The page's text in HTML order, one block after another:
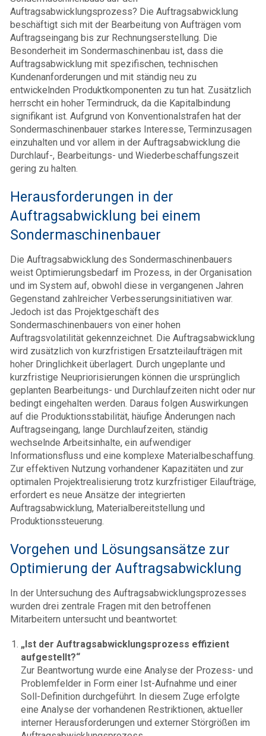
Auftragsabwicklungsprozess? Die Auftragsabwicklung
beschäftigt sich mit der Bearbeitung von Aufträgen vom
Auftragseingang bis zur Rechnungserstellung. Die
Besonderheit im Sondermaschinenbau ist, dass die
Auftragsabwicklung mit spezifischen, technischen
Kundenanforderungen und mit ständig neu zu
entwickelnden Produktkomponenten zu tun hat. Zusätzlich
herrscht ein hoher Termindruck, da die Kapitalbindung
signifikant ist. Aufgrund von Konventionalstrafen hat der
Sondermaschinenbauer starkes Interesse, Terminzusagen
einzuhalten und vor allem in der Auftragsabwicklung die
Durchlauf-, Bearbeitungs- und Wiederbeschaffungszeit
gering zu halten.
Herausforderungen in der
Auftragsabwicklung bei einem
Sondermaschinenbauer
Die Auftragsabwicklung des Sondermaschinenbauers
weist Optimierungsbedarf im Prozess, in der Organisation
und im System auf, obwohl diese in vergangenen Jahren
Gegenstand zahlreicher Verbesserungsinitiativen war.
Jedoch ist das Projektgeschäft des
Sondermaschinenbauers von einer hohen
Auftragsvolatilität gekennzeichnet. Die Auftragsabwicklung
wird zusätzlich von kurzfristigen Ersatzteilaufträgen mit
hoher Dringlichkeit überlagert. Durch ungeplante und
kurzfristige Neupriorisierungen können die ursprünglich
geplanten Bearbeitungs- und Durchlaufzeiten nicht oder nur
bedingt eingehalten werden. Daraus folgen Auswirkungen
auf die Produktionsstabilität, häufige Änderungen nach
Auftragseingang, lange Durchlaufzeiten, ständig
wechselnde Arbeitsinhalte, ein aufwendiger
Informationsfluss und eine komplexe Materialbeschaffung.
Zur effektiven Nutzung vorhandener Kapazitäten und zur
optimalen Projektrealisierung trotz kurzfristiger Eilaufträge,
erfordert es neue Ansätze der integrierten
Auftragsabwicklung, Materialbereitstellung und
Produktionssteuerung.
Vorgehen und Lösungsansätze zur
Optimierung der Auftragsabwicklung
In der Untersuchung des Auftragsabwicklungsprozesses
wurden drei zentrale Fragen mit den betroffenen
Mitarbeitern untersucht und beantwortet:
„Ist der Auftragsabwicklungsprozess effizient
aufgestellt?“
Zur Beantwortung wurde eine Analyse der Prozess- und
Problemfelder in Form einer Ist-Aufnahme und einer
Soll-Definition durchgeführt. In diesem Zuge erfolgte
eine Analyse der vorhandenen Restriktionen, aktueller
interner Herausforderungen und externer Störgrößen im